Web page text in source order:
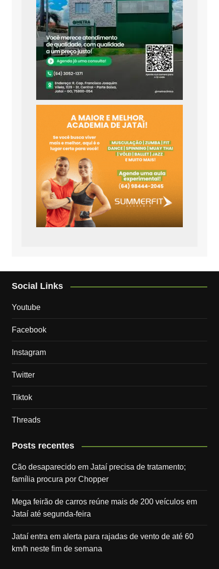
Social Links
Youtube
Facebook
Instagram
Twitter
Tiktok
Threads
Posts recentes
Cão desaparecido em Jataí precisa de tratamento;
família procura por Chopper
Mega feirão de carros reúne mais de 200 veículos em
Jataí até segunda-feira
Jataí entra em alerta para rajadas de vento de até 60
km/h neste fim de semana